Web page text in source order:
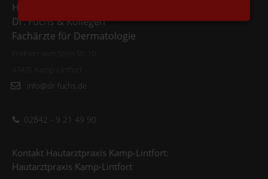
Hautarztpraxis Kamp-Lintfort
Dr. Fuchs & Kollegen
Fachärzte für Dermatologie
info@dr-fuchs.de
02842 - 9 21 49 90
Kontakt Hautarztpraxis Kamp-Lintfort:
Hautarztpraxis Kamp-Lintfort